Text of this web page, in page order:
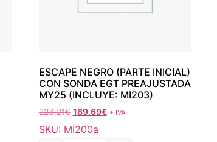
ESCAPE NEGRO (PARTE INICIAL)
CON SONDA EGT PREAJUSTADA
MY25 (INCLUYE: MI203)
223.21€ 189.69€ + IVA
SKU: MI200a